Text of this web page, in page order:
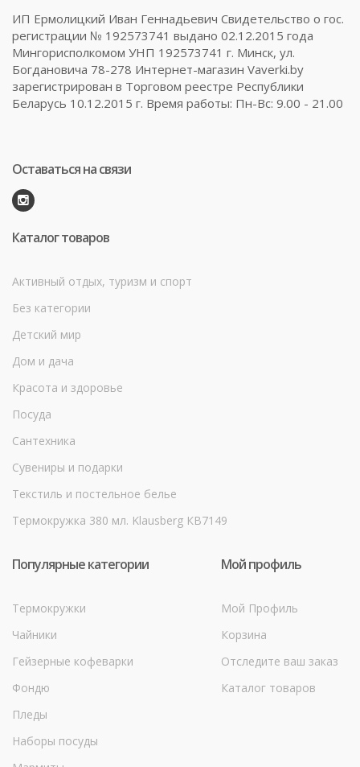
ИП Ермолицкий Иван Геннадьевич Свидетельство о гос.
регистрации № 192573741 выдано 02.12.2015 года
Мингорисполкомом УНП 192573741 г. Минск, ул.
Богдановича 78-278 Интернет-магазин Vaverki.by
зарегистрирован в Торговом реестре Республики
Беларусь 10.12.2015 г. Время работы: Пн-Вс: 9.00 - 21.00
Оставаться на связи
Каталог товаров
Активный отдых, туризм и спорт
Без категории
Детский мир
Дом и дача
Красота и здоровье
Посуда
Сантехника
Сувениры и подарки
Текстиль и постельное белье
Термокружка 380 мл. Klausberg КВ7149
Популярные категории
Термокружки
Чайники
Гейзерные кофеварки
Фондю
Пледы
Наборы посуды
Мой профиль
Мой Профиль
Корзина
Отследите ваш заказ
Каталог товаров